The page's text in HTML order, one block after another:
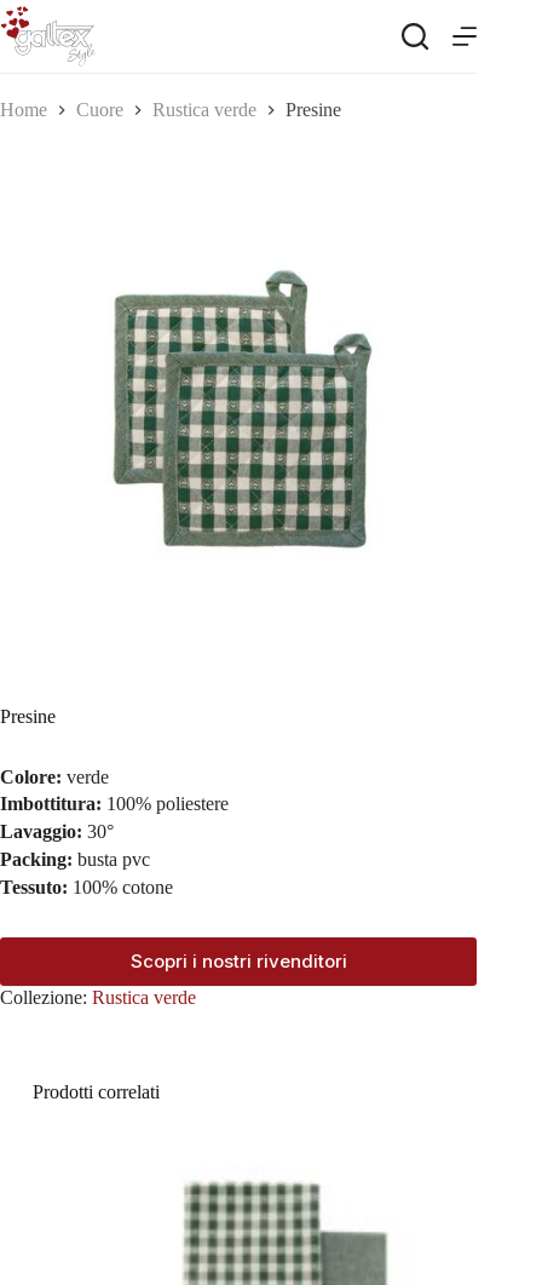
Salta
al
contenuto
Home Cuore Rustica verde Presine
Presine
Colore: verde
Imbottitura: 100% poliestere
Lavaggio: 30°
Packing: busta pvc
Tessuto: 100% cotone
Scopri i nostri rivenditori
Collezione: Rustica verde
Prodotti correlati